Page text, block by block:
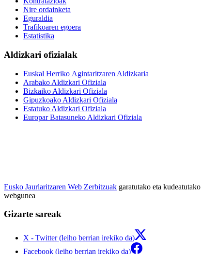
Nire ordainketa
Eguraldia
Trafikoaren egoera
Estatistika
Aldizkari ofizialak
Euskal Herriko Agintaritzaren Aldizkaria
Arabako Aldizkari Ofiziala
Bizkaiko Aldizkari Ofiziala
Gipuzkoako Aldizkari Ofiziala
Estatuko Aldizkari Ofiziala
Europar Batasuneko Aldizkari Ofiziala
Eusko Jaurlaritzaren Web Zerbitzuak garatutako eta kudeatutako
webgunea
Gizarte sareak
X - Twitter (leiho berrian irekiko da)
Facebook (leiho berrian irekiko da)